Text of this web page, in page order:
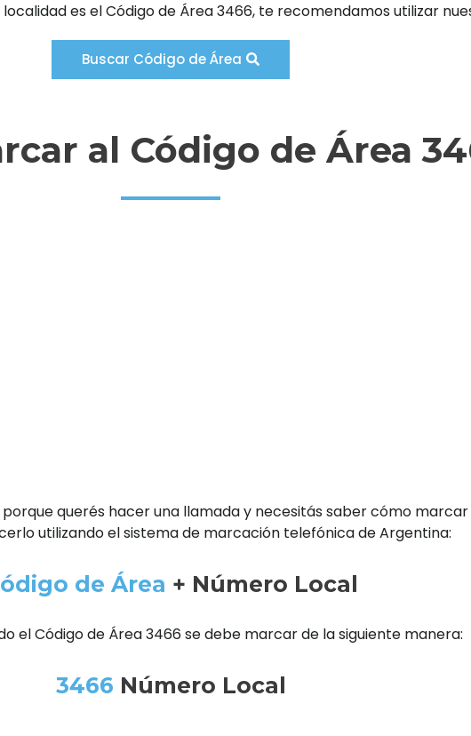
es el Código de Área 3466, te recomendamos utilizar
Buscar Código de Área
al Código de Área
querés hacer una llamada y necesitás saber cómo marcar
utilizando el sistema de marcación telefónica de Argentina:
de Área + Número Local
el Código de Área 3466 se debe marcar de la siguiente manera:
3466 Número Local